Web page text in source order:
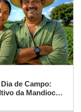
de Campo:
da Mandioca |